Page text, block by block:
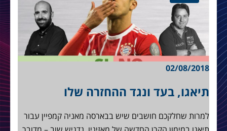
02/08/2018
תיאגו, בעד ונגד ההחזרה שלו
למרות שחלקכם חושבים שיש בבארסה מאניה קמפיין עבור